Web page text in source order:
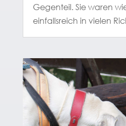
Gegenteil. Sie waren
einfallsreich in vielen